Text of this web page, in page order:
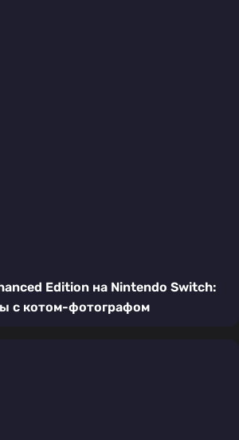
Edition на Nintendo Switch:
с котом-фотографом